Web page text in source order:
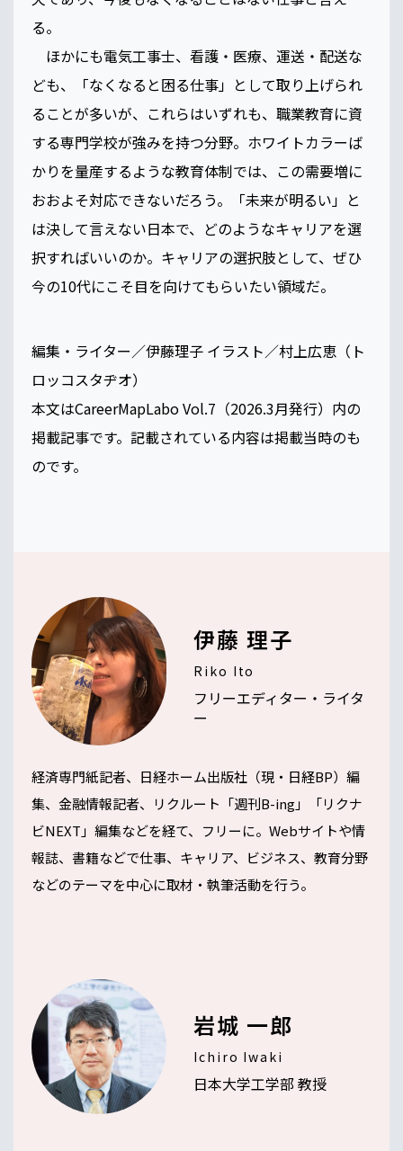
る。
ほかにも電気工事士、看護・医療、運送・配送な
ども、「なくなると困る仕事」として取り上げられ
ることが多いが、これらはいずれも、職業教育に資
する専門学校が強みを持つ分野。ホワイトカラーば
かりを量産するような教育体制では、この需要増に
おおよそ対応できないだろう。「未来が明るい」と
は決して言えない日本で、どのようなキャリアを選
択すればいいのか。キャリアの選択肢として、ぜひ
今の10代にこそ目を向けてもらいたい領域だ。
編集・ライター／伊藤理子 イラスト／村上広恵（ト
ロッコスタヂオ）
本文はCareerMapLabo Vol.7（2026.3月発行）内の
掲載記事です。記載されている内容は掲載当時のも
のです。
伊藤 理子
Riko Ito
フリーエディター・ライタ
ー
経済専門紙記者、日経ホーム出版社（現・日経BP）編
集、金融情報記者、リクルート「週刊B-ing」「リクナ
ビNEXT」編集などを経て、フリーに。Webサイトや情
報誌、書籍などで仕事、キャリア、ビジネス、教育分野
などのテーマを中心に取材・執筆活動を行う。
岩城 一郎
Ichiro Iwaki
日本大学工学部 教授